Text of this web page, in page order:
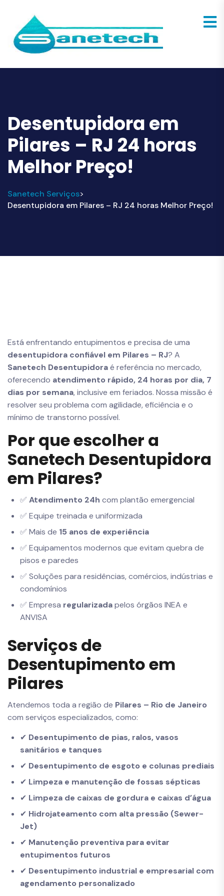
Desentupidora em
Pilares – RJ 24 horas
Melhor Preço!
Sanetech Serviços>
Desentupidora em Pilares – RJ 24 horas Melhor Preço!
Está enfrentando entupimentos e precisa de uma
desentupidora confiável em Pilares – RJ? A
Sanetech Desentupidoraé referência no mercado,
oferecendo atendimento rápido, 24 horas por dia, 7
dias por semana, inclusive em feriados. Nossa missão é
resolver seu problema com agilidade, eficiência e o
mínimo de transtorno possível.
Por que escolher a
Sanetech Desentupidora
em Pilares?
✅ Atendimento 24h com plantão emergencial
✅ Equipe treinada e uniformizada
✅ Mais de 15 anos de experiência
✅ Equipamentos modernos que evitam quebra de
pisos e paredes
✅ Soluções para residências, comércios, indústrias e
condomínios
✅ Empresa regularizadapelos órgãos INEA e
ANVISA
Serviços de
Desentupimento em
Pilares
Atendemos toda a região de Pilares – Rio de Janeiro
com serviços especializados, como:
✔ Desentupimento de pias, ralos, vasos
sanitários e tanques
✔ Desentupimento de esgoto e colunas prediais
✔ Limpeza e manutenção de fossas sépticas
✔ Limpeza de caixas de gordura e caixas d’água
✔ Hidrojateamento com alta pressão (Sewer-
Jet)
✔ Manutenção preventiva para evitar
entupimentos futuros
✔ Desentupimento industrial e empresarial com
agendamento personalizado